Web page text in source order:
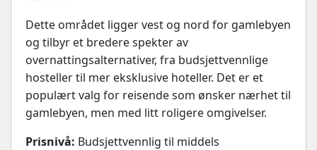
Dette området ligger vest og nord for gamlebyen
og tilbyr et bredere spekter av
overnattingsalternativer, fra budsjettvennlige
hosteller til mer eksklusive hoteller. Det er et
populært valg for reisende som ønsker nærhet til
gamlebyen, men med litt roligere omgivelser.
Prisnivå: Budsjettvennlig til middels